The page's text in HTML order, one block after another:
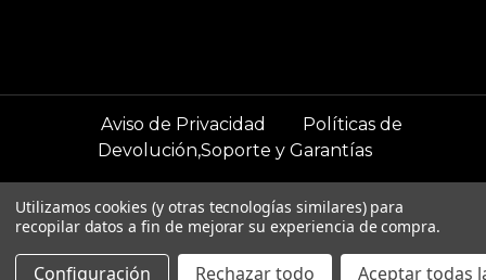
Aviso de Privacidad
Políticas de
Devolución,Soporte y Garantías
©2026WCAM Negocios.
Utilizamos cookies (y otras tecnologías similares) para
recopilar datos a fin de mejorar su experiencia de compra.
Configuración Rechazar todo Aceptar todas